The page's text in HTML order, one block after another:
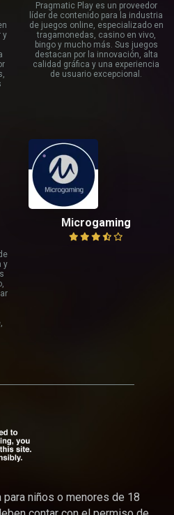
y
Pragmatic Play es un proveedor
líder de contenido para la industria
de juegos online, especializado en
tragamonedas, casino en vivo,
bingo y mucho más. Sus juegos
destacan por la innovación, alta
calidad gráfica y una experiencia
de usuario excepcional.
y
Microgaming
niños o menores de 18